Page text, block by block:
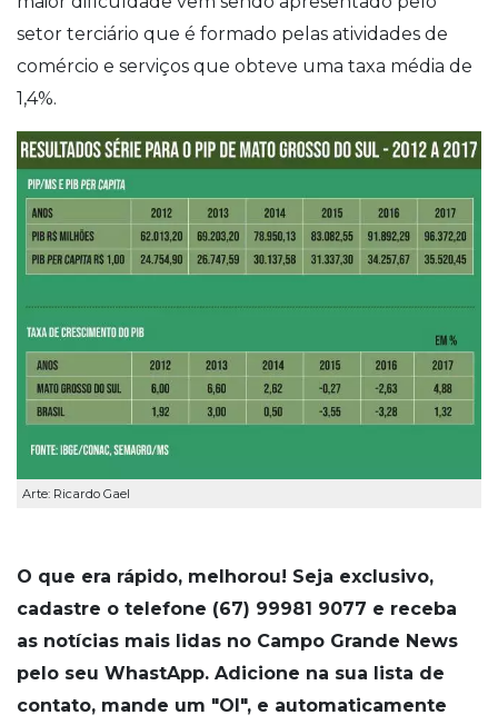
setor terciário que é formado pelas atividades de
comércio e serviços que obteve uma taxa média de
1,4%.
Arte: Ricardo Gael
O que era rápido, melhorou! Seja exclusivo,
cadastre o telefone (67) 99981 9077 e receba
as notícias mais lidas no Campo Grande News
pelo seu WhastApp. Adicione na sua lista de
contato, mande um "OI", e automaticamente